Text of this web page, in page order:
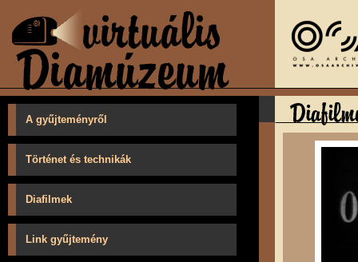
A gyűjteményről
Történet és technikák
Diafilmek
Link gyűjtemény